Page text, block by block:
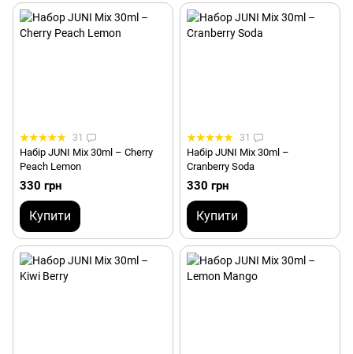
31
Набір JUNI Mix 30ml – Cherry
Peach Lemon
330 грн
Купити
31
Набір JUNI Mix 30ml –
Cranberry Soda
330 грн
Купити